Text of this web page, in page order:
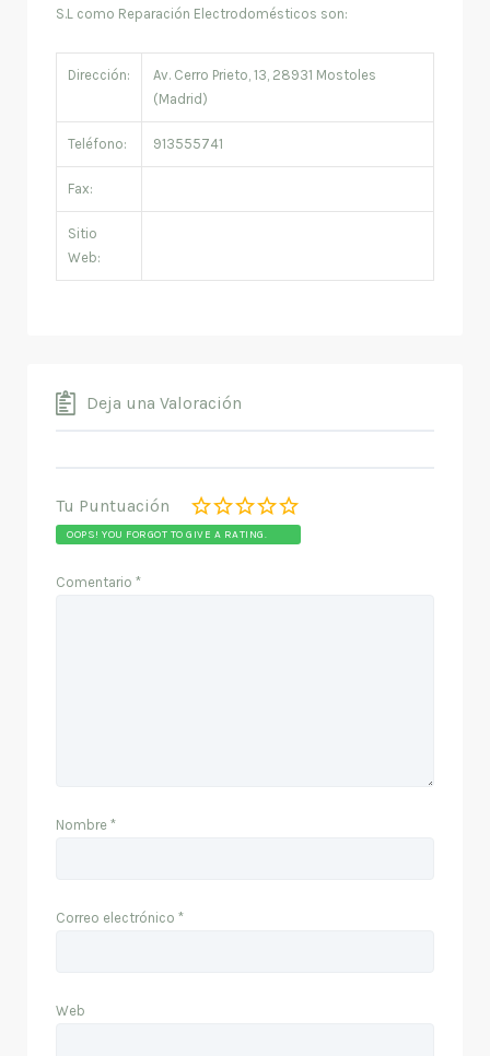
S.L como Reparación Electrodomésticos son:
Dirección:
Av. Cerro Prieto, 13, 28931 Mostoles
(Madrid)
Teléfono: 913555741
Fax:
Sitio
Web:
Deja una Valoración
Tu Puntuación
OOPS! YOU FORGOT TO GIVE A RATING.
Comentario *
Nombre *
Correo electrónico *
Web